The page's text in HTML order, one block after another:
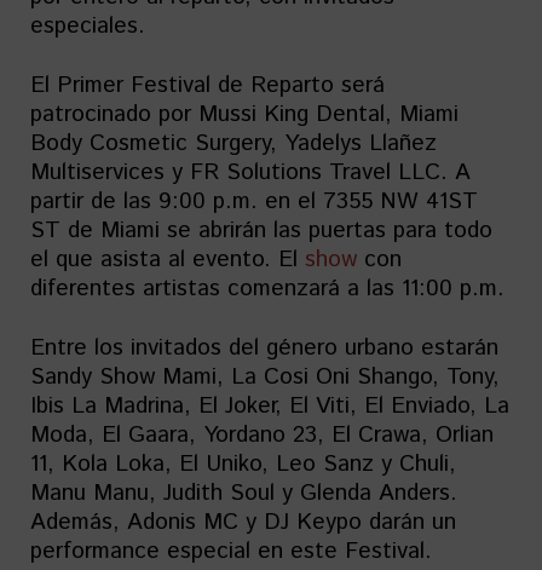
especiales.
El Primer Festival de Reparto será
patrocinado por Mussi King Dental, Miami
Body Cosmetic Surgery, Yadelys Llañez
Multiservices y FR Solutions Travel LLC. A
partir de las 9:00 p.m. en el 7355 NW 41ST
ST de Miami se abrirán las puertas para todo
el que asista al evento. El show con
diferentes artistas comenzará a las 11:00 p.m.
Entre los invitados del género urbano estarán
Sandy Show Mami, La Cosi Oni Shango, Tony,
Ibis La Madrina, El Joker, El Viti, El Enviado, La
Moda, El Gaara, Yordano 23, El Crawa, Orlian
11, Kola Loka, El Uniko, Leo Sanz y Chuli,
Manu Manu, Judith Soul y Glenda Anders.
Además, Adonis MC y DJ Keypo darán un
performance especial en este Festival.